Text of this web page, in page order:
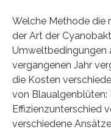
Welche Methode die
der Art der
Umweltbedingungen
vergangenen Jahr
die Kosten
von Blaualgenblüten:
Effizienzunterschied
verschiedene